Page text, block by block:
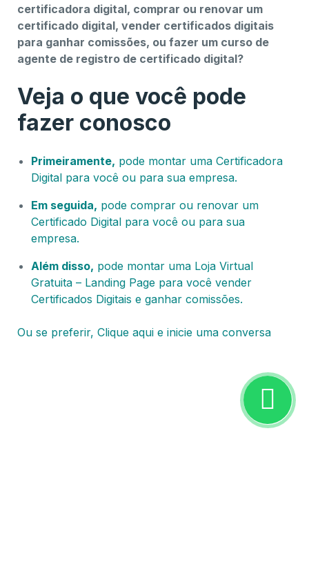
certificadora digital, comprar ou renovar um
certificado digital, vender certificados digitais
para ganhar comissões, ou fazer um curso de
agente de registro de certificado digital?
Veja o que você pode
fazer conosco
Primeiramente, pode montar uma Certificadora
Digital para você ou para sua empresa.
Em seguida, pode comprar ou renovar um
Certificado Digital para você ou para sua
empresa.
Além disso, pode montar uma Loja Virtual
Gratuita – Landing Page para você vender
Certificados Digitais e ganhar comissões.
Ou se preferir, Clique aqui e inicie uma conversa